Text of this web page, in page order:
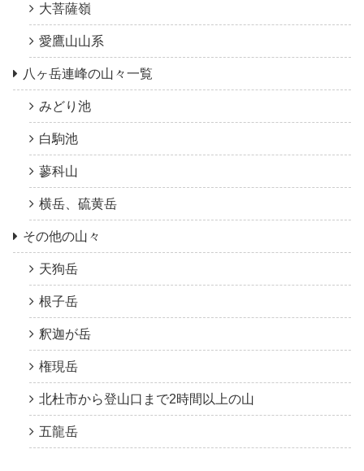
大菩薩嶺
愛鷹山山系
八ヶ岳連峰の山々一覧
みどり池
白駒池
蓼科山
横岳、硫黄岳
その他の山々
天狗岳
根子岳
釈迦が岳
権現岳
北杜市から登山口まで2時間以上の山
五龍岳